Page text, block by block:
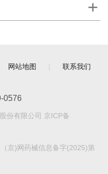
网站地图 | 联系我们
0576
份有限公司 京ICP备
（京)网药械信息备字(2025)第